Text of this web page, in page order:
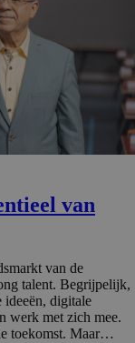
van
van de
talent. Begrijpelijk,
ideeën, digitale
werk met zich mee.
toekomst. Maar…